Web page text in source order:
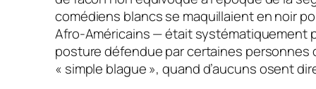
comédiens blancs se maquillaient en noir
Afro-Américains — était systématiquement
posture défendue par certaines personnes
« simple blague », quand d’aucuns osent